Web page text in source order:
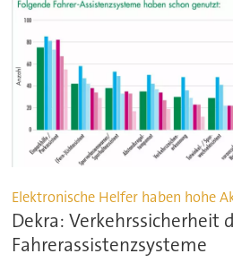
Elektronische Helfer haben hohe
Dekra: Verkehrssicherheit
Fahrerassistenzsysteme